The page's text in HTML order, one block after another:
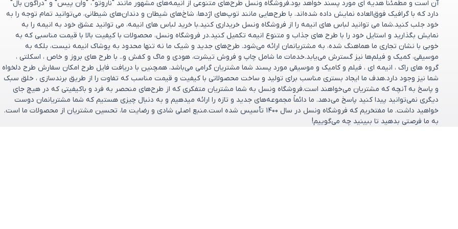
آن است و مطمئناً هدیه ای مورد پسند خواهد بود.فروشگاه ونسل طرح‌های متنوعی از انیمه‌های مشهور مانند "ناروتو"، "وان پیس" و "دراگون بال"
دارد که با گرافیک فوق‌العاده نمایش داده شده‌اند. با طرح‌هایی مانند توپ‌های اژدها، شاخ‌های شیطان و دندان‌های شیطانی، می‌توانید تمام توجه را به
خود جلب کنید.شما می توانید لباس های انیمه را از فروشگاه ونسل خریداری کنید.با خرید لباس های انیمه، می توانید عشق خود به انیمه را به
نمایش بگذارید و استایل خود را با طرح های جذاب و متنوع انیمه تکمیل کنید.در فروشگاه ونسل، محصولات با کیفیت بالا با قیمت مناسبی که به
خوبی با نشان تجاری ما هماهنگ شده، به مشتریانمان ارائه می‌شود. طرح‌های جدید و شیک ما نه تنها محدود به پوشاک انیمه نیست، بلکه به
موسیقی، کمیک و فیلم‌ها نیز گسترش می‌یابد.خدمات ما شامل چاپ و فروش تیشرت، هودی و ماگ و کفش و.. با طرح های بروز و خاص ، اسکلتی ،
گروه های راک ، انیمه ای ، فیلم و کامیک و موسیقی مورد پسند شما مشتریان گرامی می‌باشد، همچنین با دریافت فایل طرح امکان سفارش طرح دلخواه
شما نیز وجود دارد.هدف ما ایجاد بستری مناسب برای تولید و ساخت محصولاتی با کیفیت و قیمت مناسب که تفاوت را از طریق برندسازی ، خلق سبک
و پاسخ به آنچه که مشتریان می‌خواهند است.فروشگاه ونسل به شما مشتریان متفکری که از طرح‌های منحصر به‌ فرد و باکیفیتی که در هیچ جای
دیگری نمی‌توانید پیدا کنید پاسخ می‌دهد. ما دائماً مجموعه‌های جدید و تازه را ارائه میدهیم و به دنبال چیزی هستیم که شما مشتریانمان دوست
خواهید داشت. ما مفتخریم که فروشگاه ونسل در سال ۱۴۰۰ تأسیس شده است.منبع اصلی شادی و رضایت ما، تحسین مشتریان از محصولات ما است.
به ما فرصتی بدهید تا ببینید چه می‌گوییم!